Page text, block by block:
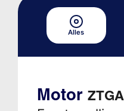
Alles
Motor ZTGA